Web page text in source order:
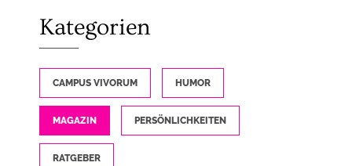
Kategorien
CAMPUS VIVORUM HUMOR
MAGAZIN PERSÖNLICHKEITEN
RATGEBER